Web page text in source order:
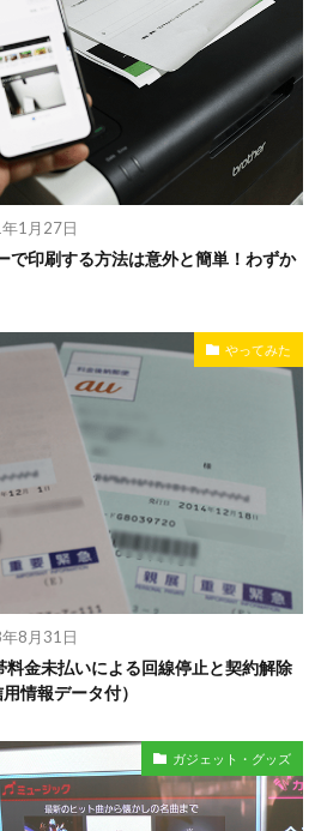
1月27日
で印刷する方法は意外と簡単！わずか
やってみた
8月31日
料金未払いによる回線停止と契約解除
情報データ付）
ガジェット・グッズ